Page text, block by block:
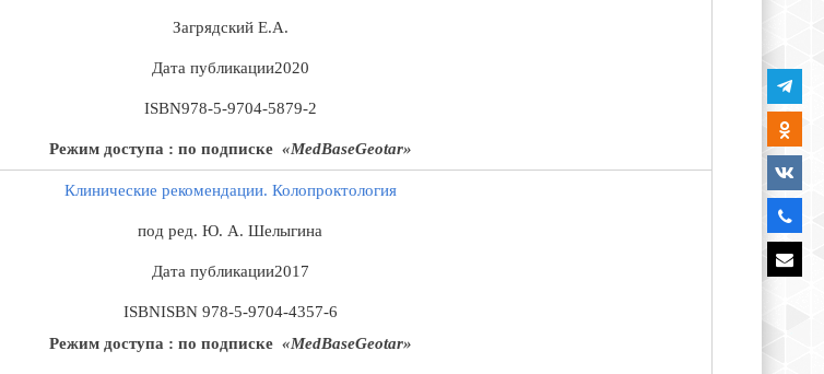
ЗагрядскийЕ.А.
Дата публикации2020
ISBN978-5-9704-5879-2
Режим доступа : по подписке «MedBaseGeotar»
Клинические рекомендации. Колопроктология
под ред. Ю. А. Шелыгина
Дата публикации2017
ISBNISBN 978-5-9704-4357-6
Режим доступа : по подписке «MedBaseGeotar»